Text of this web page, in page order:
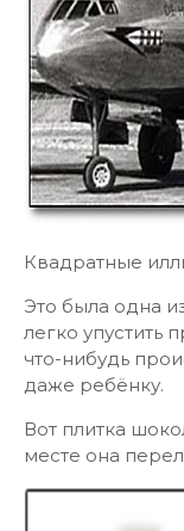
Квадратные
Это была одна
легко упустить
что-нибудь
даже ребёнку.
Вот плитка
месте она